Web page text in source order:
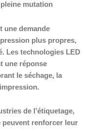
mutation
une demande
plus propres,
Les technologies LED
une réponse
le séchage, la
de l’étiquetage,
peuvent renforcer leur